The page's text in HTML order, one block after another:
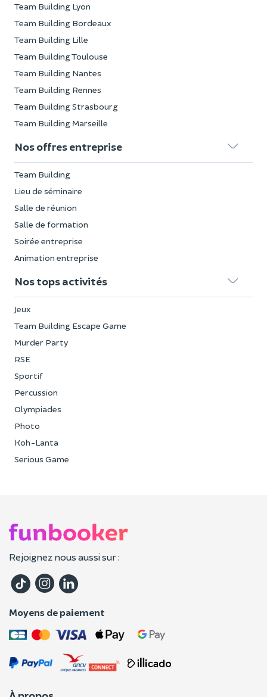
Team Building Lyon
Team Building Bordeaux
Team Building Lille
Team Building Toulouse
Team Building Nantes
Team Building Rennes
Team Building Strasbourg
Team Building Marseille
Nos offres entreprise
Team Building
Lieu de séminaire
Salle de réunion
Salle de formation
Soirée entreprise
Animation entreprise
Nos tops activités
Jeux
Team Building Escape Game
Murder Party
RSE
Sportif
Percussion
Olympiades
Photo
Koh-Lanta
Serious Game
Rejoignez nous aussi sur :
Moyens de paiement